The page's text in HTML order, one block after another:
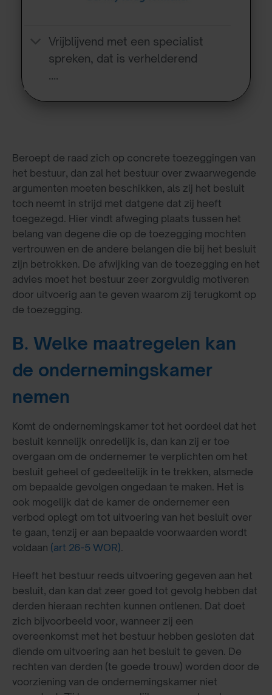
Vrijblijvend met een specialist
spreken, dat is verhelderend
….
Beroept de raad zich op concrete toezeggingen van
het bestuur, dan zal het bestuur over zwaarwegende
argumenten moeten beschikken, als zij het besluit
toch neemt in strijd met datgene dat zij heeft
toegezegd. Hier vindt afweging plaats tussen het
belang van degene die op de toezegging mochten
vertrouwen en de andere belangen die bij het besluit
zijn betrokken. De afwijking van de toezegging en het
advies moet het bestuur zeer zorgvuldig motiveren
door uitvoerig aan te geven waarom zij terugkomt op
de toezegging.
B. Welke maatregelen kan
de ondernemingskamer
nemen
Komt de ondernemingskamer tot het oordeel dat het
besluit kennelijk onredelijk is, dan kan zij er toe
overgaan om de ondernemer te verplichten om het
besluit geheel of gedeeltelijk in te trekken, alsmede
om bepaalde gevolgen ongedaan te maken. Het is
ook mogelijk dat de kamer de ondernemer een
verbod oplegt om tot uitvoering van het besluit over
te gaan, tenzij er aan bepaalde voorwaarden wordt
voldaan (art 26-5 WOR).
Heeft het bestuur reeds uitvoering gegeven aan het
besluit, dan kan dat zeer goed tot gevolg hebben dat
derden hieraan rechten kunnen ontlenen. Dat doet
zich bijvoorbeeld voor, wanneer zij een
overeenkomst met het bestuur hebben gesloten dat
diende om uitvoering aan het besluit te geven. De
rechten van derden (te goede trouw) worden door de
voorziening van de ondernemingskamer niet